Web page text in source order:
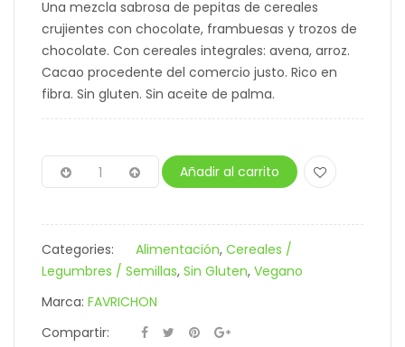
Una mezcla sabrosa de pepitas de cereales
crujientes con chocolate, frambuesas y trozos de
chocolate. Con cereales integrales: avena, arroz.
Cacao procedente del comercio justo. Rico en
fibra. Sin gluten. Sin aceite de palma.
Añadir al carrito
Categories: Alimentación, Cereales /
Legumbres / Semillas, Sin Gluten, Vegano
Marca: FAVRICHON
Compartir: